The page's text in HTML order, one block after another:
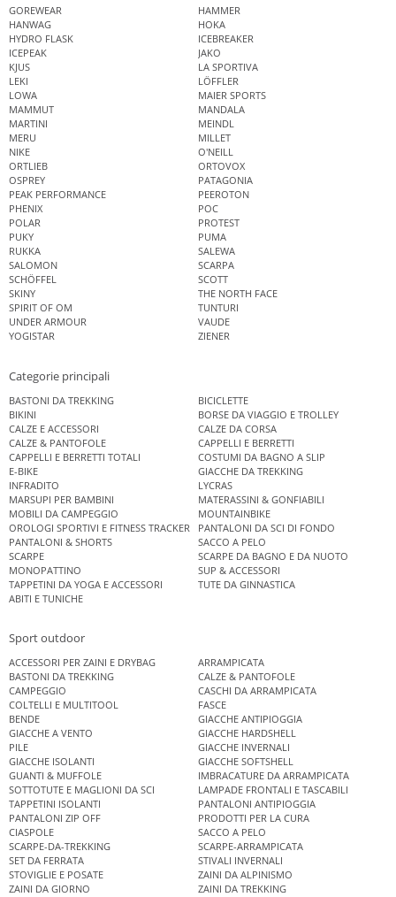
GOREWEAR
HAMMER
HANWAG
HOKA
HYDRO FLASK
ICEBREAKER
ICEPEAK
JAKO
KJUS
LA SPORTIVA
LEKI
LÖFFLER
LOWA
MAIER SPORTS
MAMMUT
MANDALA
MARTINI
MEINDL
MERU
MILLET
NIKE
O'NEILL
ORTLIEB
ORTOVOX
OSPREY
PATAGONIA
PEAK PERFORMANCE
PEEROTON
PHENIX
POC
POLAR
PROTEST
PUKY
PUMA
RUKKA
SALEWA
SALOMON
SCARPA
SCHÖFFEL
SCOTT
SKINY
THE NORTH FACE
SPIRIT OF OM
TUNTURI
UNDER ARMOUR
VAUDE
YOGISTAR
ZIENER
Categorie principali
BASTONI DA TREKKING
BICICLETTE
BIKINI
BORSE DA VIAGGIO E TROLLEY
CALZE E ACCESSORI
CALZE DA CORSA
CALZE & PANTOFOLE
CAPPELLI E BERRETTI
CAPPELLI E BERRETTI TOTALI
COSTUMI DA BAGNO A SLIP
E-BIKE
GIACCHE DA TREKKING
INFRADITO
LYCRAS
MARSUPI PER BAMBINI
MATERASSINI & GONFIABILI
MOBILI DA CAMPEGGIO
MOUNTAINBIKE
OROLOGI SPORTIVI E FITNESS TRACKER
PANTALONI DA SCI DI FONDO
PANTALONI & SHORTS
SACCO A PELO
SCARPE
SCARPE DA BAGNO E DA NUOTO
MONOPATTINO
SUP & ACCESSORI
TAPPETINI DA YOGA E ACCESSORI
TUTE DA GINNASTICA
ABITI E TUNICHE
Sport outdoor
ACCESSORI PER ZAINI E DRYBAG
ARRAMPICATA
BASTONI DA TREKKING
CALZE & PANTOFOLE
CAMPEGGIO
CASCHI DA ARRAMPICATA
COLTELLI E MULTITOOL
FASCE
BENDE
GIACCHE ANTIPIOGGIA
GIACCHE A VENTO
GIACCHE HARDSHELL
PILE
GIACCHE INVERNALI
GIACCHE ISOLANTI
GIACCHE SOFTSHELL
GUANTI & MUFFOLE
IMBRACATURE DA ARRAMPICATA
SOTTOTUTE E MAGLIONI DA SCI
LAMPADE FRONTALI E TASCABILI
TAPPETINI ISOLANTI
PANTALONI ANTIPIOGGIA
PANTALONI ZIP OFF
PRODOTTI PER LA CURA
CIASPOLE
SACCO A PELO
SCARPE-DA-TREKKING
SCARPE-ARRAMPICATA
SET DA FERRATA
STIVALI INVERNALI
STOVIGLIE E POSATE
ZAINI DA ALPINISMO
ZAINI DA GIORNO
ZAINI DA TREKKING